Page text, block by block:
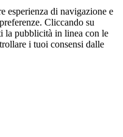
esperienza di navigazione e
Cliccando su
la pubblicità in linea con le
i tuoi consensi dalle